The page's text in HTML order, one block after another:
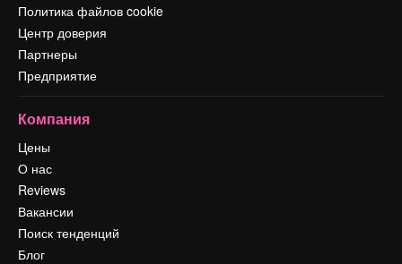
Политика файлов cookie
Центр доверия
Партнеры
Предприятие
Компания
Цены
О нас
Reviews
Вакансии
Поиск тенденций
Блог